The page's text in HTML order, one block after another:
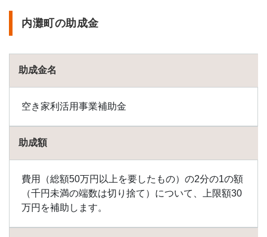
市の
1.14
助成
野々
市市
成金
1.16
能美
内灘町の助成金
助成金名
空き家利活用事業補助金
助成額
費用（総額50万円以上を要したもの）の2分の1の額
（千円未満の端数は切り捨て）について、上限額30
万円を補助します。